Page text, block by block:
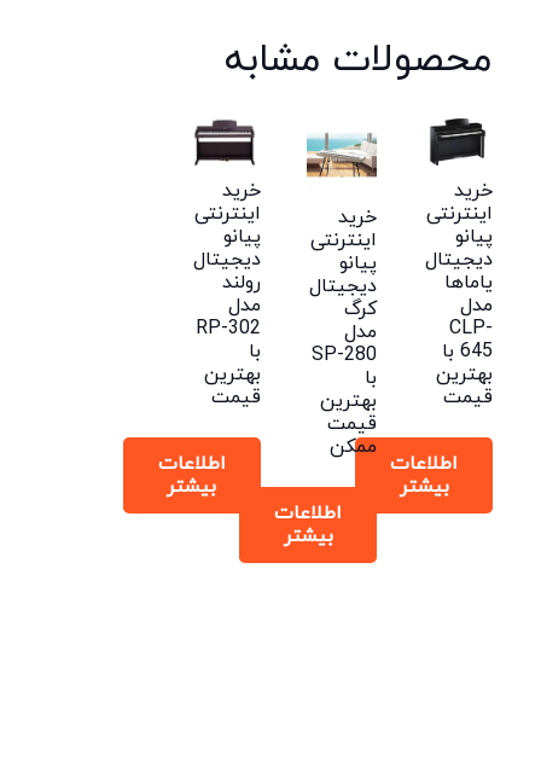
محصولات مشابه
خرید
اینترنتی
پیانو
دیجیتال
یاماها
مدل
CLP-
645 با
بهترین
قیمت
اطلاعات
بیشتر
خرید
اینترنتی
پیانو
دیجیتال
کرگ
مدل
SP-280
با
بهترین
قیمت
ممکن
اطلاعات
بیشتر
خرید
اینترنتی
پیانو
دیجیتال
رولند
مدل
RP-302
با
بهترین
قیمت
اطلاعات
بیشتر